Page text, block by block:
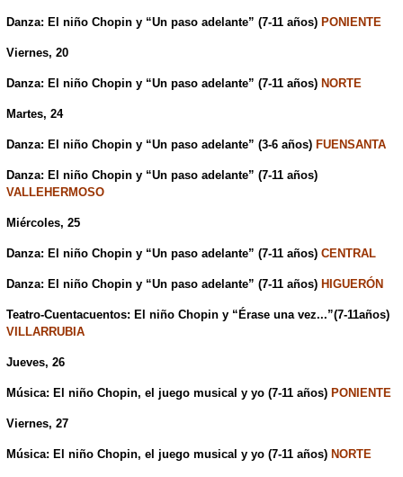
Danza: El niño Chopin y “Un paso adelante” (7-11 años) PONIENTE
Viernes, 20
Danza: El niño Chopin y “Un paso adelante” (7-11 años) NORTE
Martes, 24
Danza: El niño Chopin y “Un paso adelante” (3-6 años) FUENSANTA
Danza: El niño Chopin y “Un paso adelante” (7-11 años)
VALLEHERMOSO
Miércoles, 25
Danza: El niño Chopin y “Un paso adelante” (7-11 años) CENTRAL
Danza: El niño Chopin y “Un paso adelante” (7-11 años) HIGUERÓN
Teatro-Cuentacuentos: El niño Chopin y “Érase una vez...”(7-11años)
VILLARRUBIA
Jueves, 26
Música: El niño Chopin, el juego musical y yo (7-11 años) PONIENTE
Viernes, 27
Música: El niño Chopin, el juego musical y yo (7-11 años) NORTE